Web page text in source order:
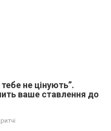
не цінують”.
ваше ставлення до